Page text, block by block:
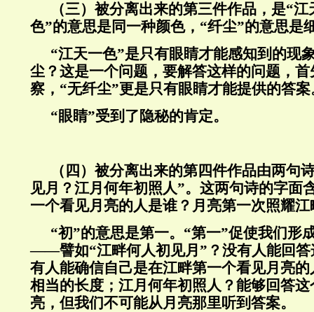
（三）被分离出来的第三件作品，是“江
色”的意思是同一种颜色， “纤尘”的意思是
“江天一色”是只有眼睛才能感知到的现
尘？这是一个问题，要解答这样的问题，
察， “无纤尘”更是只有眼睛才能提供的答案
“眼睛”受到了隐秘的肯定。
（四）被分离出来的第四件作品由两句
见月？江月何年初照人”。这两句诗的字面
一个看见月亮的人是谁？月亮第一次照耀
“初”的意思是第一。“第一”促使我们形
——譬如“江畔何人初见月”？没有人能回答
有人能确信自己是在江畔第一个看见月亮
相当的长度；江月何年初照人？能够回答
亮，但我们不可能从月亮那里听到答案。